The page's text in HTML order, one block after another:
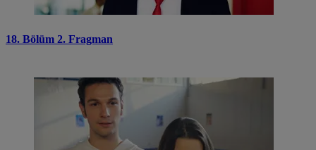
18. Bölüm 2. Fragman